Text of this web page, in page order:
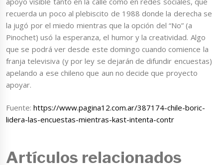
recuerda un poco al plebiscito de 1988 donde la derecha se
la jugó por el miedo mientras que la opción del “No” (a
Pinochet) usó la esperanza, el humor y la creatividad. Algo
que se podrá ver desde este domingo cuando comience la
franja televisiva (y por ley se dejarán de difundir encuestas)
apelando a ese chileno que aun no decide que proyecto
apoyar.
Fuente:https://www.pagina12.com.ar/387174-chile-boric-
lidera-las-encuestas-mientras-kast-intenta-contr
Artículos relacionados